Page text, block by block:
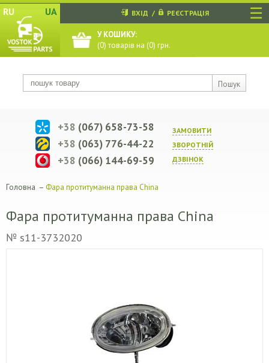
☰
RU UA
Пошук
ВХІД / РЕЄСТРАЦІЯ
У КОШИКУ:
(0) товарів на (0) грн.
ЗАМОВИТИ
ЗВОРОТНIЙ
ДЗВIНОК
+38 (067) 658-73-58
+38 (063) 776-44-22
+38 (066) 144-69-59
Головна – Фара протитуманна права China
Фара протитуманна права China
№ s11-3732020